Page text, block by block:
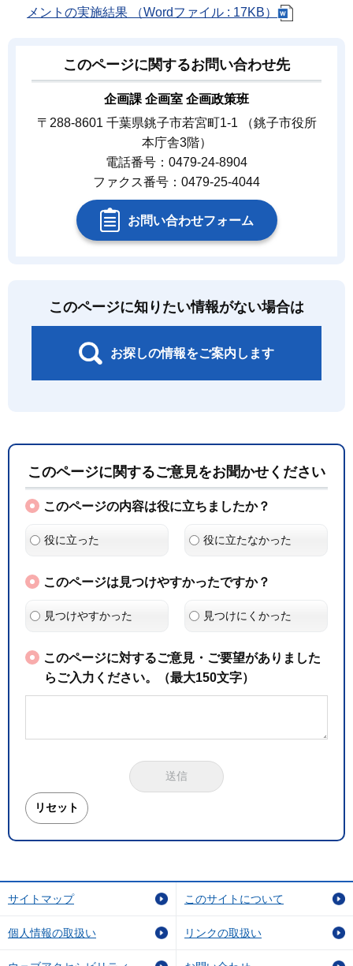
メントの実施結果 （Wordファイル : 17KB）
このページに関するお問い合わせ先
企画課 企画室 企画政策班
〒288-8601 千葉県銚子市若宮町1-1 （銚子市役所
本庁舎3階）
電話番号：0479-24-8904
ファクス番号：0479-25-4044
お問い合わせフォーム
このページに知りたい情報がない場合は
お探しの情報をご案内します
このページに関するご意見をお聞かせください
このページの内容は役に立ちましたか？
役に立った 役に立たなかった
このページは見つけやすかったですか？
見つけやすかった 見つけにくかった
このページに対するご意見・ご要望がありました
らご入力ください。（最大150文字）
サイトマップ このサイトについて
個人情報の取扱い リンクの取扱い